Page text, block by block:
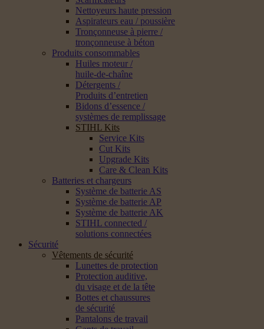
Nettoyeurs haute pression
Aspirateurs eau / poussière
Tronçonneuse à pierre /
tronçonneuse à béton
Produits consommables
Huiles moteur /
huile-de-chaîne
Détergents /
Produits d’entretien
Bidons d’essence /
systèmes de remplissage
STIHL Kits
Service Kits
Cut Kits
Upgrade Kits
Care & Clean Kits
Batteries et chargeurs
Système de batterie AS
Système de batterie AP
Système de batterie AK
STIHL connected /
solutions connectées
Sécurité
Vêtements de sécurité
Lunettes de protection
Protection auditive,
du visage et de la tête
Bottes et chaussures
de sécurité
Pantalons de travail